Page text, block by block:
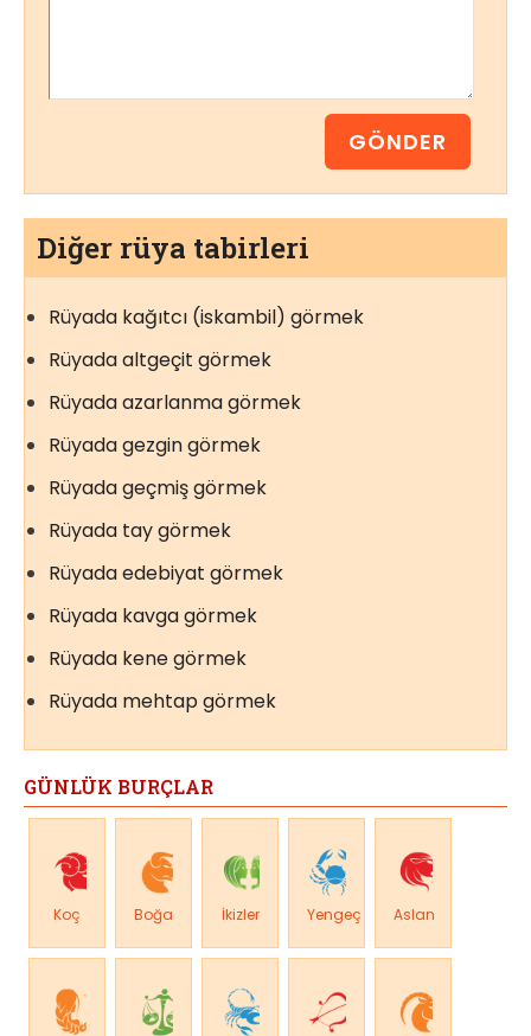
Diğer rüya tabirleri
Rüyada kağıtcı (iskambil) görmek
Rüyada altgeçit görmek
Rüyada azarlanma görmek
Rüyada gezgin görmek
Rüyada geçmiş görmek
Rüyada tay görmek
Rüyada edebiyat görmek
Rüyada kavga görmek
Rüyada kene görmek
Rüyada mehtap görmek
GÜNLÜK BURÇLAR
Koç Boğa İkizler Yengeç Aslan